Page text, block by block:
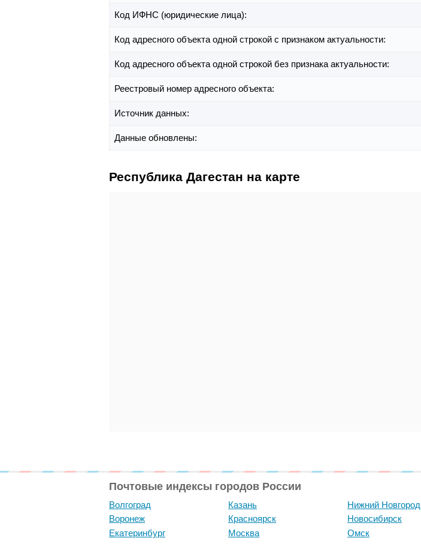
Код ИФНС (юридические лица):
Код адресного объекта одной строкой с признаком актуальности:
Код адресного объекта одной строкой без признака актуальности:
Реестровый номер адресного объекта:
Источник данных:
Данные обновлены:
Республика Дагестан на карте
Почтовые индексы городов России
Волгоград
Воронеж
Екатеринбург
Казань
Красноярск
Москва
Нижний Новгород
Новосибирск
Омск